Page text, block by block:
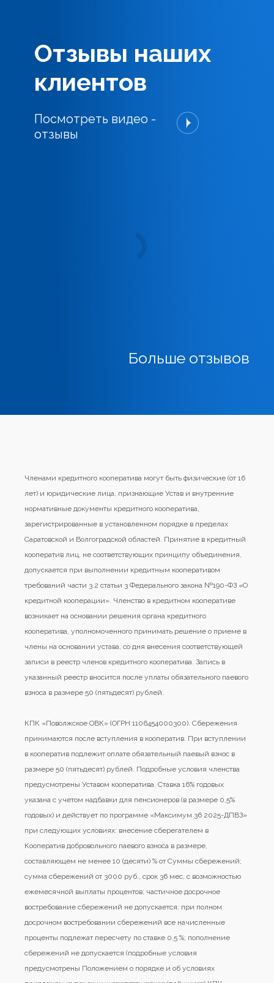
Отзывы наших
клиентов
Посмотреть видео -
отзывы
Больше отзывов
Членами кредитного кооператива могут быть физические (от 16
лет) и юридические лица, признающие Устав и внутренние
нормативные документы кредитного кооператива,
зарегистрированные в установленном порядке в пределах
Саратовской и Волгоградской областей. Принятие в кредитный
кооператив лиц, не соответствующих принципу объединения,
допускается при выполнении кредитным кооперативом
требований части 3.2 статьи 3 Федерального закона №190-ФЗ «О
кредитной кооперации». Членство в кредитном кооперативе
возникает на основании решения органа кредитного
кооператива, уполномоченного принимать решение о приеме в
члены на основании устава, со дня внесения соответствующей
записи в реестр членов кредитного кооператива. Запись в
указанный реестр вносится после уплаты обязательного паевого
взноса в размере 50 (пятьдесят) рублей.
КПК «Поволжское ОВК» (ОГРН 1106454000300). Сбережения
принимаются после вступления в кооператив. При вступлении
в кооператив подлежит оплате обязательный паевый взнос в
размере 50 (пятьдесят) рублей. Подробные условия членства
предусмотрены Уставом кооператива. Ставка 16% годовых
указана с учетом надбавки для пенсионеров (в размере 0,5%
годовых) и действует по программе «Максимум 36 2025-ДПВЗ»
при следующих условиях: внесение сберегателем в
Кооператив добровольного паевого взноса в размере,
составляющем не менее 10 (десяти) % от Суммы сбережений;
сумма сбережений от 3000 руб., срок 36 мес, с возможностью
ежемесячной выплаты процентов; частичное досрочное
востребование сбережений не допускается; при полном
досрочном востребовании сбережений все начисленные
проценты подлежат пересчету по ставке 0,5 %; пополнение
сбережений не допускается (подробные условия
предусмотрены Положением о порядке и об условиях